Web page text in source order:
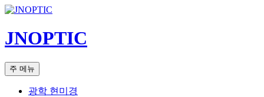
컨
츠
로
너
JNOPTIC
검
색
주 메뉴
광학 현미경